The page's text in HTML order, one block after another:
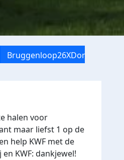
Bruggenloop26XDommage
halen voor
maar liefst 1 op de
help KWF met de
KWF: dankjewel!